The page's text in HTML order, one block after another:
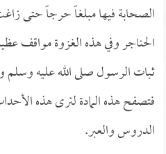
الصحابة فيها مبلغاً حرجاً حتى
الحناجر وفي هذه الغزوة مواقف
ثبات الرسول صلى الله عليه
فتصفح هذه المادة لترى هذه
الدروس والعبر.